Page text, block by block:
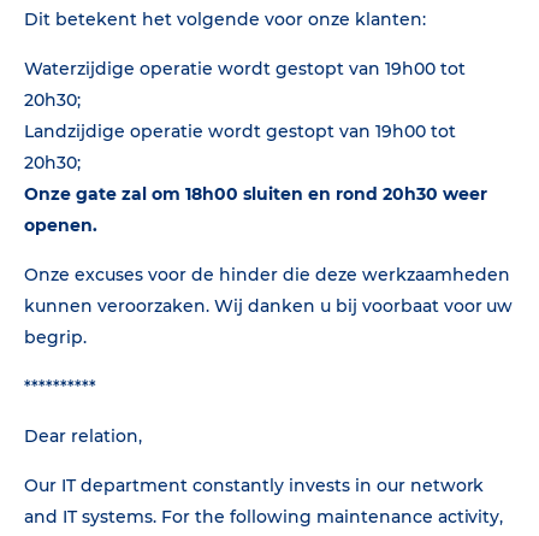
Dit betekent het volgende voor onze klanten:
Waterzijdige operatie wordt gestopt van 19h00 tot
20h30;
Landzijdige operatie wordt gestopt van 19h00 tot
20h30;
Onze gate zal om 18h00 sluiten en rond 20h30 weer
openen.
Onze excuses voor de hinder die deze werkzaamheden
kunnen veroorzaken. Wij danken u bij voorbaat voor uw
begrip.
**********
Dear relation,
Our IT department constantly invests in our network
and IT systems. For the following maintenance activity,